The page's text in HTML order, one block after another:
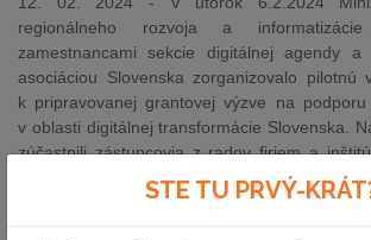
regionálneho rozvoja a
zamestnancami sekcie digitálnej agendy
asociáciou Slovenska zorganizovalo pilotnú
k pripravovanej grantovej výzve na
v oblasti digitálnej transformácie Slovenska.
zúčastnili zástupcovia z radov firiem a
výskum a vývoj v digitálnej oblasti.
takmer 60 účastníkov, rovnaký počet bol
STE TU PRVÝ-